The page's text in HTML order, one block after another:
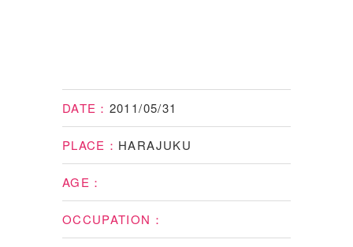
DATE： 2011/05/31
PLACE： HARAJUKU
AGE：
OCCUPATION：